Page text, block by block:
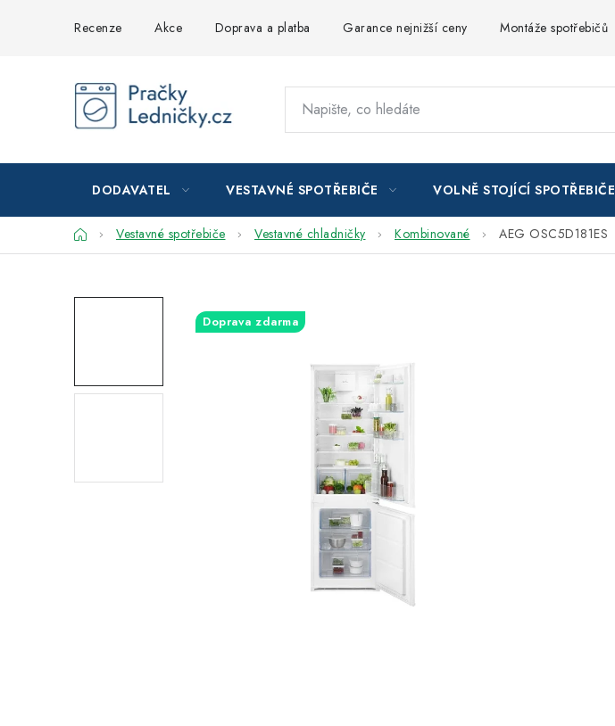
Recenze Akce Doprava a platba Garance nejnižší ceny Montáže spotřebičů
DODAVATEL VESTAVNÉ SPOTŘEBIČE VOLNĚ STOJÍCÍ SPOTŘEBIČE
DomůVestavné spotřebiče Vestavné chladničky Kombinované AEG OSC5D181ES
Doprava zdarma